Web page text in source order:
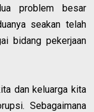
problem besar
seakan telah
bidang pekerjaan
dan keluarga kita
Sebagaimana